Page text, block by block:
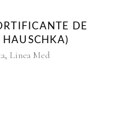
DE
HAUSCHKA)
, Linea Med